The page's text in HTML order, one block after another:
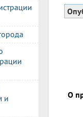
и
О